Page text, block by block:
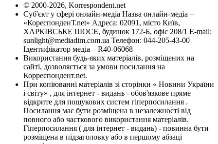
© 2000-2026, Korrespondent.net
Суб'єкт у сфері онлайн-медіа Назва онлайн-медіа –
«КореспонденТ.net» Адреса: 02091, місто Київ,
ХАРКІВСЬКЕ ШОСЕ, будинок 172-Б, офіс 208/1 E-mail:
sunlight@mediadim.com.ua Телефон: 044-205-43-00
Ідентифікатор медіа – R40-06068
Використання будь-яких матеріалів, розміщених на
сайті, дозволяється за умови посилання на
Корреспондент.net.
При копіюванні матеріалів зі сторінки « Новини України
і світу» , для інтернет - видань - обов'язкове пряме
відкрите для пошукових систем гіперпосилання .
Посилання має бути розміщена в незалежності від
повного або часткового використання матеріалів.
Гіперпосилання ( для інтернет - видань) - повинна бути
розміщена в підзаголовку або в першому абзаці